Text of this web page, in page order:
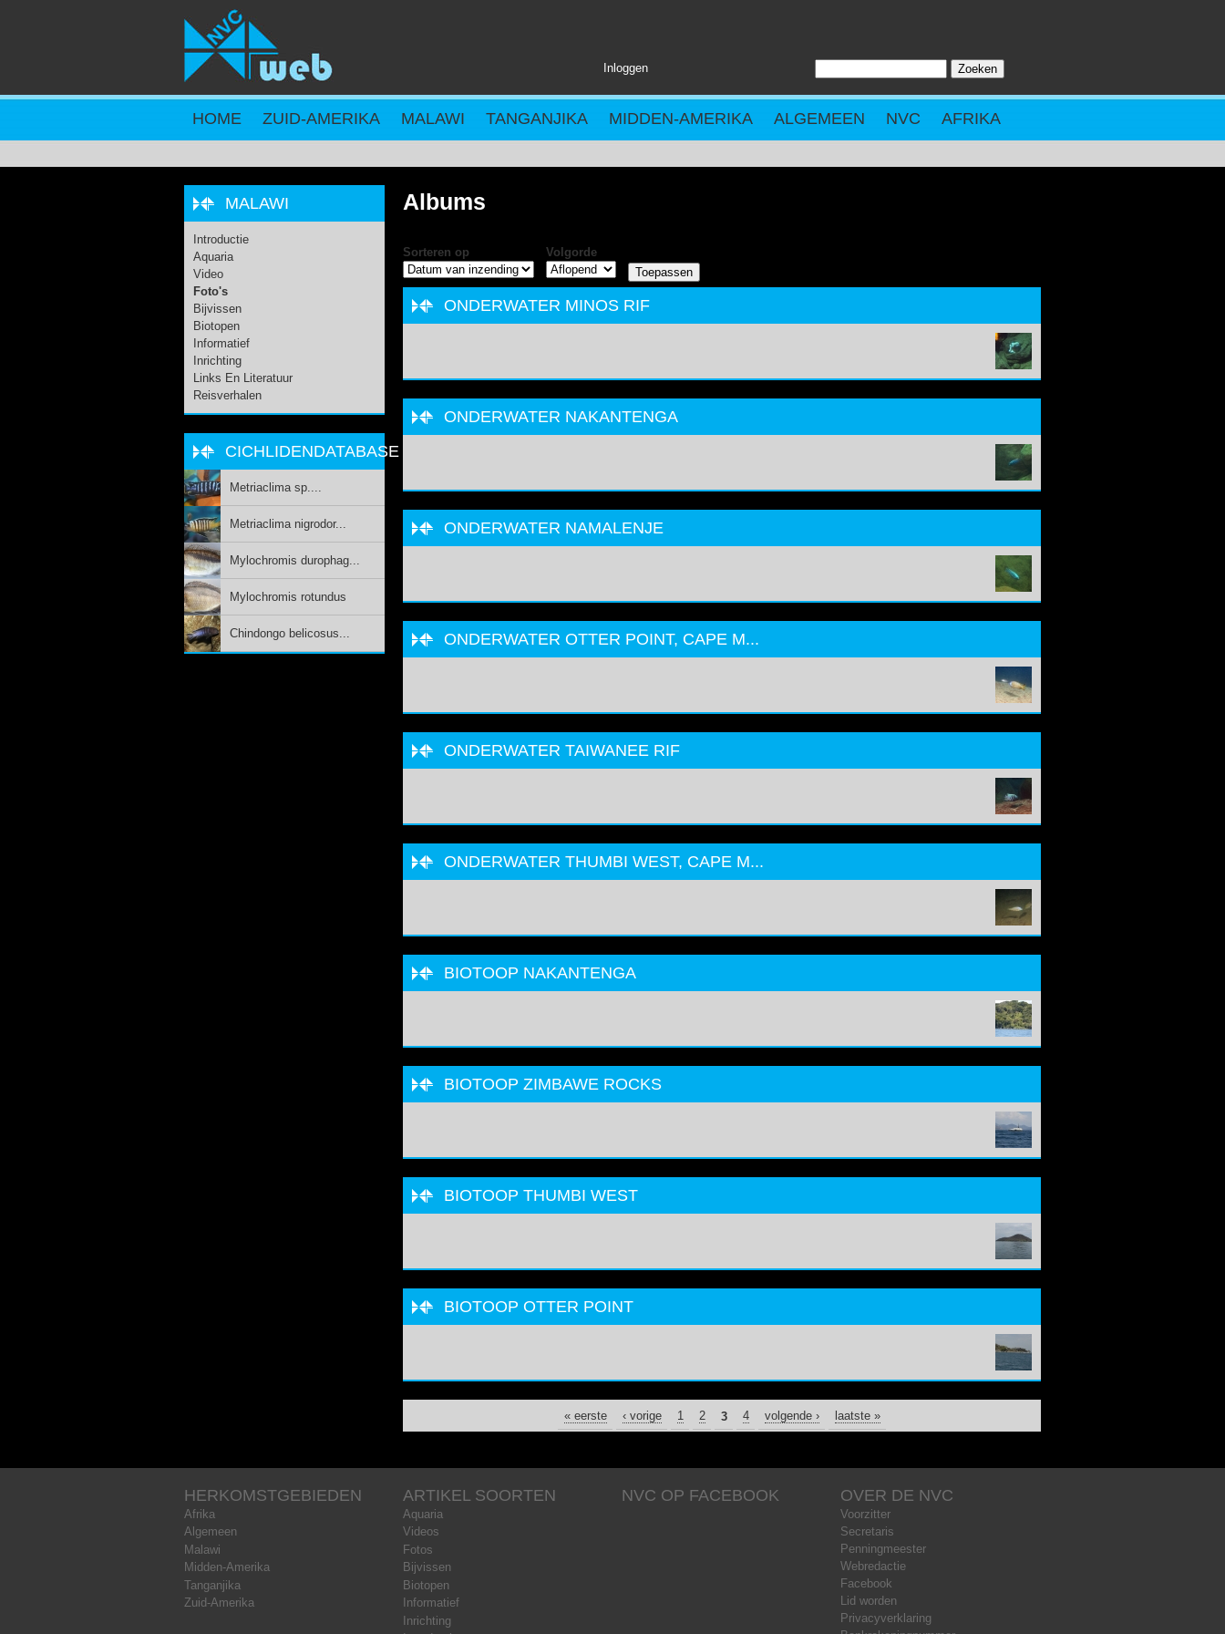
Inloggen
ZOEKVELD
HOME ZUID-AMERIKA MALAWI TANGANJIKA MIDDEN-AMERIKA ALGEMEEN NVC AFRIKA
Albums
Sorteren op Volgorde
ONDERWATER MINOS RIF
ONDERWATER NAKANTENGA
ONDERWATER NAMALENJE
ONDERWATER OTTER POINT, CAPE M...
ONDERWATER TAIWANEE RIF
ONDERWATER THUMBI WEST, CAPE M...
BIOTOOP NAKANTENGA
BIOTOOP ZIMBAWE ROCKS
BIOTOOP THUMBI WEST
BIOTOOP OTTER POINT
« eerste ‹ vorige 1 2 3 4 volgende › laatste »
MALAWI
Introductie
Aquaria
Video
Foto's
Bijvissen
Biotopen
Informatief
Inrichting
Links En Literatuur
Reisverhalen
CICHLIDENDATABASE
Metriaclima sp....
Metriaclima nigrodor...
Mylochromis durophag...
Mylochromis rotundus
Chindongo belicosus...
HERKOMSTGEBIEDEN
Afrika
Algemeen
Malawi
Midden-Amerika
Tanganjika
Zuid-Amerika
ARTIKEL SOORTEN
Aquaria
Videos
Fotos
Bijvissen
Biotopen
Informatief
Inrichting
NVC OP FACEBOOK OVER DE NVC
Voorzitter
Secretaris
Penningmeester
Webredactie
Facebook
Lid worden
Privacyverklaring